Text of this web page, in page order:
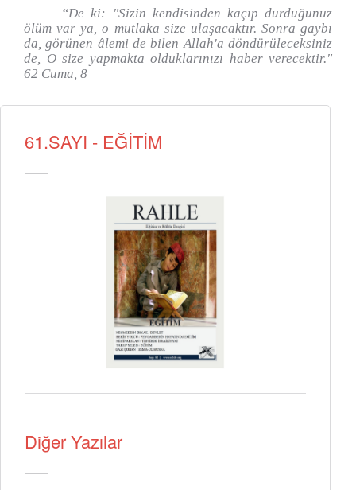
“De ki: "Sizin kendisinden kaçıp durduğunuz
ölüm var ya, o mutlaka size ulaşacaktır. Sonra gaybı
da, görünen âlemi de bilen Allah'a döndürüleceksiniz
de, O size yapmakta olduklarınızı haber verecektir."
62 Cuma, 8
61.SAYI - EĞİTİM
Diğer Yazılar